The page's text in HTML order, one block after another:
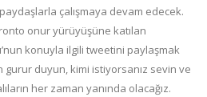
çalışmaya devam edecek.
onur yürüyüşüne katılan
konuyla ilgili tweetini paylaşmak
gurur duyun, kimi istiyorsanız sevin ve
her zaman yanında olacağız.